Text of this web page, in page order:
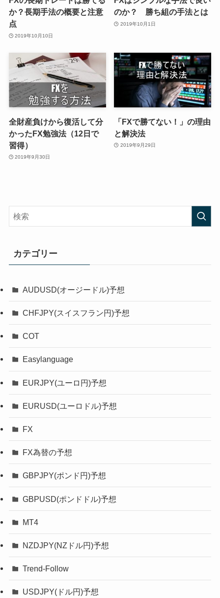
か？長期手法の概要と注意
点
2019年10月10日
のか？ 勝ち組の手法とは
2019年10月1日
全財産負けから復活して分
かったFX勉強法（12日で
習得）
2019年9月30日
「FXで勝てない！」の理由
と解決法
2019年9月29日
カテゴリー
AUDUSD(オージードル)予想
CHFJPY(スイスフラン円)予想
COT
Easylanguage
EURJPY(ユーロ円)予想
EURUSD(ユーロドル)予想
FX
FX為替の予想
GBPJPY(ポンド円)予想
GBPUSD(ポンドドル)予想
MT4
NZDJPY(NZドル円)予想
Trend-Follow
USDJPY(ドル円)予想